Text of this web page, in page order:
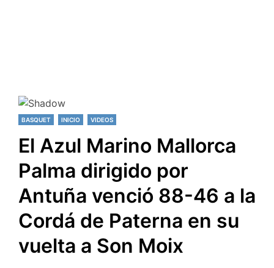
BASQUET INICIO VIDEOS
El Azul Marino Mallorca
Palma dirigido por
Antuña venció 88-46 a la
Cordá de Paterna en su
vuelta a Son Moix